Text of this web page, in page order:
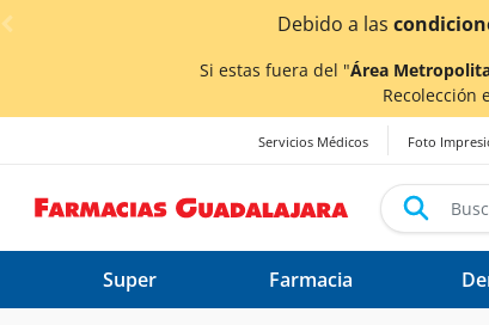
< div class="carousel-inner">
Si estas fuera del "Área
Recolección
Servicios Médicos Foto
Super Farmacia